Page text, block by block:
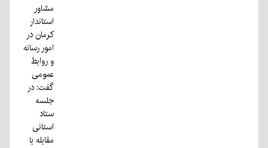
مشاور
استاندار
کرمان در
امور رسانه
و روابط
عمومی
گفت: در
جلسه
ستاد
استانی
مقابله با